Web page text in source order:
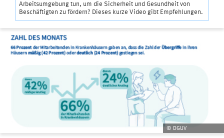
Arbeitsumgebung tun, um die Sicherheit und Gesundheit von
Beschäftigten zu fördern? Dieses kurze Video gibt Empfehlungen.
© DGUV